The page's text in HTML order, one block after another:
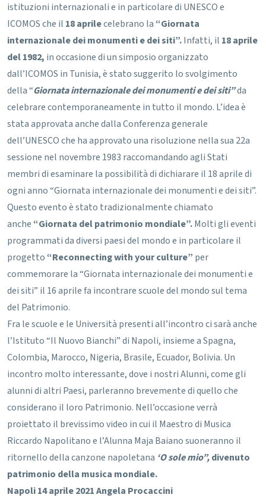
istituzioni internazionali e in particolare di UNESCO e
ICOMOS che il 18 aprilecelebrano la “Giornata
internazionale dei monumenti e dei siti”.Infatti, il 18 aprile
del 1982, in occasione di un simposio organizzato
dall’ICOMOS in Tunisia, è stato suggerito lo svolgimento
della “Giornata internazionale dei monumenti e dei siti”da
celebrare contemporaneamente in tutto il mondo. L’idea è
stata approvata anche dalla Conferenza generale
dell’UNESCO che ha approvato una risoluzione nella sua 22a
sessione nel novembre 1983 raccomandando agli Stati
membri di esaminare la possibilità di dichiarare il 18 aprile di
ogni anno “Giornata internazionale dei monumenti e dei siti”.
Questo evento è stato tradizionalmente chiamato
anche “Giornata del patrimonio mondiale”.Molti gli eventi
programmati da diversi paesi del mondo e in particolare il
progetto “Reconnecting with your culture” per
commemorare la “Giornata internazionale dei monumenti e
dei siti” il 16 aprile fa incontrare scuole del mondo sul tema
del Patrimonio.
Fra le scuole e le Università presenti all’incontro ci sarà anche
l’Istituto “Il Nuovo Bianchi” di Napoli, insieme a Spagna,
Colombia, Marocco, Nigeria, Brasile, Ecuador, Bolivia. Un
incontro molto interessante, dove i nostri Alunni, come gli
alunni di altri Paesi, parleranno brevemente di quello che
considerano il loro Patrimonio. Nell’occasione verrà
proiettato il brevissimo video in cui il Maestro di Musica
Riccardo Napolitano e l’Alunna Maja Baiano suoneranno il
ritornello della canzone napoletana ‘O sole mio”,divenuto
patrimonio della musica mondiale.
Napoli 14 aprile 2021Angela Procaccini